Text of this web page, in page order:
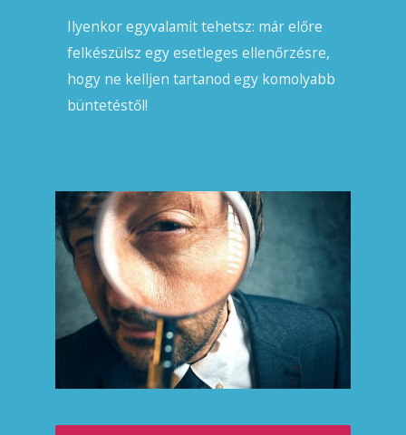
Ilyenkor egyvalamit tehetsz: már előre
felkészülsz egy esetleges ellenőrzésre,
hogy ne kelljen tartanod egy komolyabb
büntetéstől!